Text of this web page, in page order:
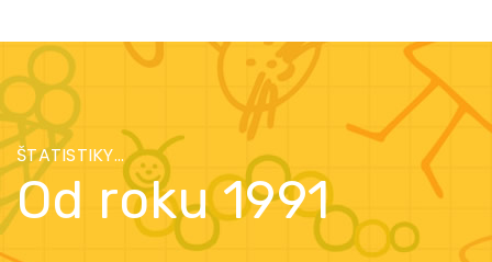
ŠTATISTIKY...
Od roku 1991